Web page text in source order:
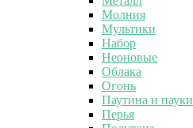
Молния
Мультики
Набор
Неоновые
Облака
Огонь
Паутина и пауки
Перья